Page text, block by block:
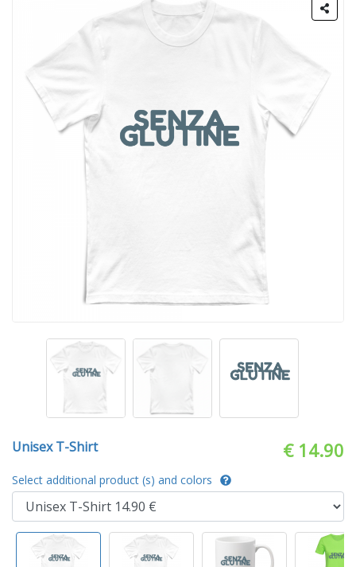
Unisex T-Shirt € 14.90
Select additional product (s) and colors